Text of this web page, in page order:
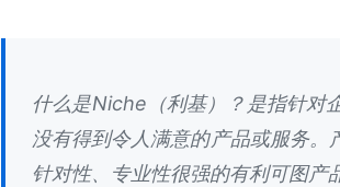
什么是Niche（利基）？是指针对
没有得到令人满意的产品或服务。
针对性、专业性很强的有利可图产